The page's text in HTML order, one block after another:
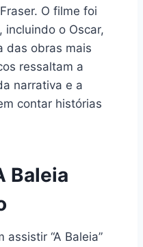
O filme foi
incluindo o Oscar,
das obras mais
ressaltam a
narrativa e a
contar histórias
Baleia
“A Baleia”